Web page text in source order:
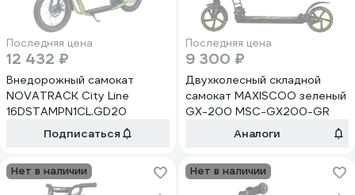
Последняя цена
12 432 ₽
Внедорожный самокат
NOVATRACK City Line
16DSTAMPN1CL.GD20
Подписаться
Последняя цена
9 300 ₽
Двухколесный складной
самокат MAXISCOO зеленый
GX-200 MSC-GX200-GR
Аналоги
Нет в наличии Нет в наличии